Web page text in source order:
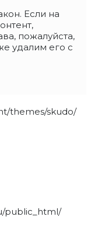
Если на
пожалуйста,
удалим его с
themes/skudo/
public_html/